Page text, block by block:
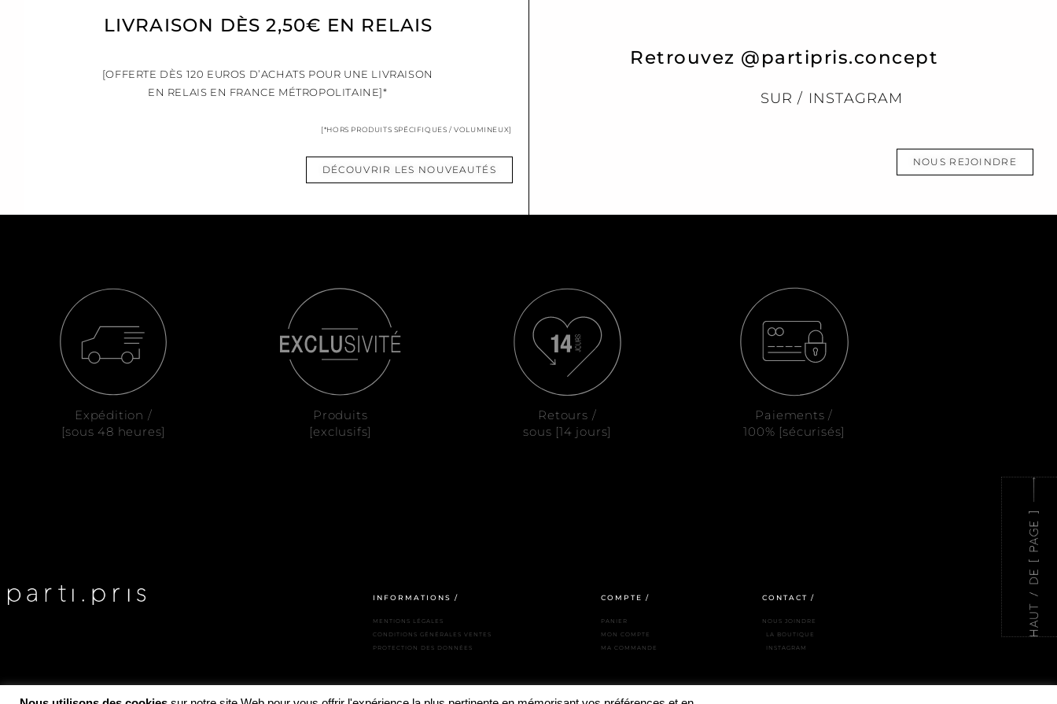
LIVRAISON DÈS 2,50€ EN RELAIS
[OFFERTE DÈS 120 EUROS D’ACHATS POUR UNE LIVRAISON
EN RELAIS EN FRANCE MÉTROPOLITAINE]*
[*HORS PRODUITS SPÉCIFIQUES / VOLUMINEUX]
DÉCOUVRIR LES NOUVEAUTÉS
Retrouvez @partipris.concept
SUR / INSTAGRAM
NOUS REJOINDRE
Expédition /
[sous 48 heures]
Produits
[exclusifs]
Retours /
sous [14 jours]
Paiements /
100% [sécurisés]
INFORMATIONS /
MENTIONS LÉGALES
CONDITIONS GÉNÉRALES VENTES
PROTECTION DES DONNÉES
COMPTE /
PANIER
MON COMPTE
MA COMMANDE
CONTACT /
NOUS JOINDRE
LA BOUTIQUE
INSTAGRAM